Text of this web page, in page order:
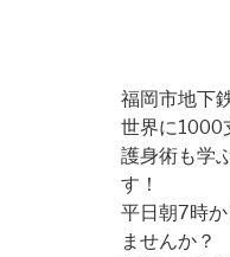
福岡市地下
世界に1000
護身術も学
す！
平日朝7時
ませんか？